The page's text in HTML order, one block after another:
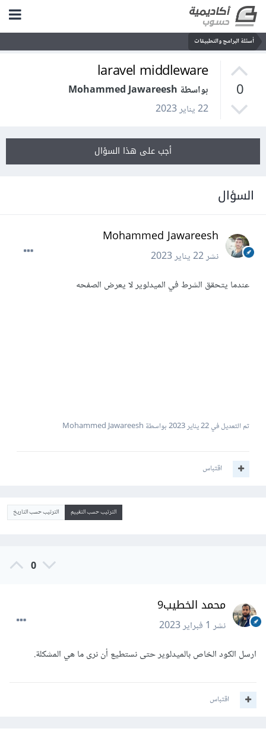
أسئلة البرامج والتطبيقات
0
laravel middleware
بواسطة Mohammed Jawareesh
22 يناير 2023
أجب على هذا السؤال
السؤال
Mohammed Jawareesh
نشر22 يناير 2023
عندما يتحقق الشرط في الميدلوير لا يعرض الصفحه
تم التعديل في22 يناير 2023 بواسطة Mohammed Jawareesh
اقتباس
الترتيب حسب التقييم الترتيب حسب التاريخ
0
محمد الخطيب9
نشر1 فبراير 2023
ارسل الكود الخاص بالميدلوير حتى نستطيع أن نرى ما هي المشكلة.
اقتباس